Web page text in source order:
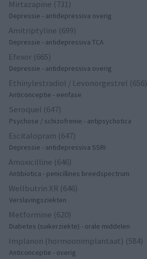
Mirtazapine (731)
Depressie - antidepressiva overig
Amitriptyline (699)
Depressie - antidepressiva TCA
Efexor (665)
Depressie - antidepressiva overig
Ethinylestradiol / Levonorgestrel (656)
Anticonceptie - eenfase
Seroquel (647)
Psychose / schizofrenie - antipsychotica
Escitalopram (647)
Depressie - antidepressiva SSRI
Amoxicilline (646)
Antibiotica - penicillines breedspectrum
Wellbutrin XR (646)
Verslavingsziekten
Metformine (620)
Diabetes (suikerziekte) - orale middelen
Implanon (hormoonimplantaat) (584)
Anticonceptie - overig